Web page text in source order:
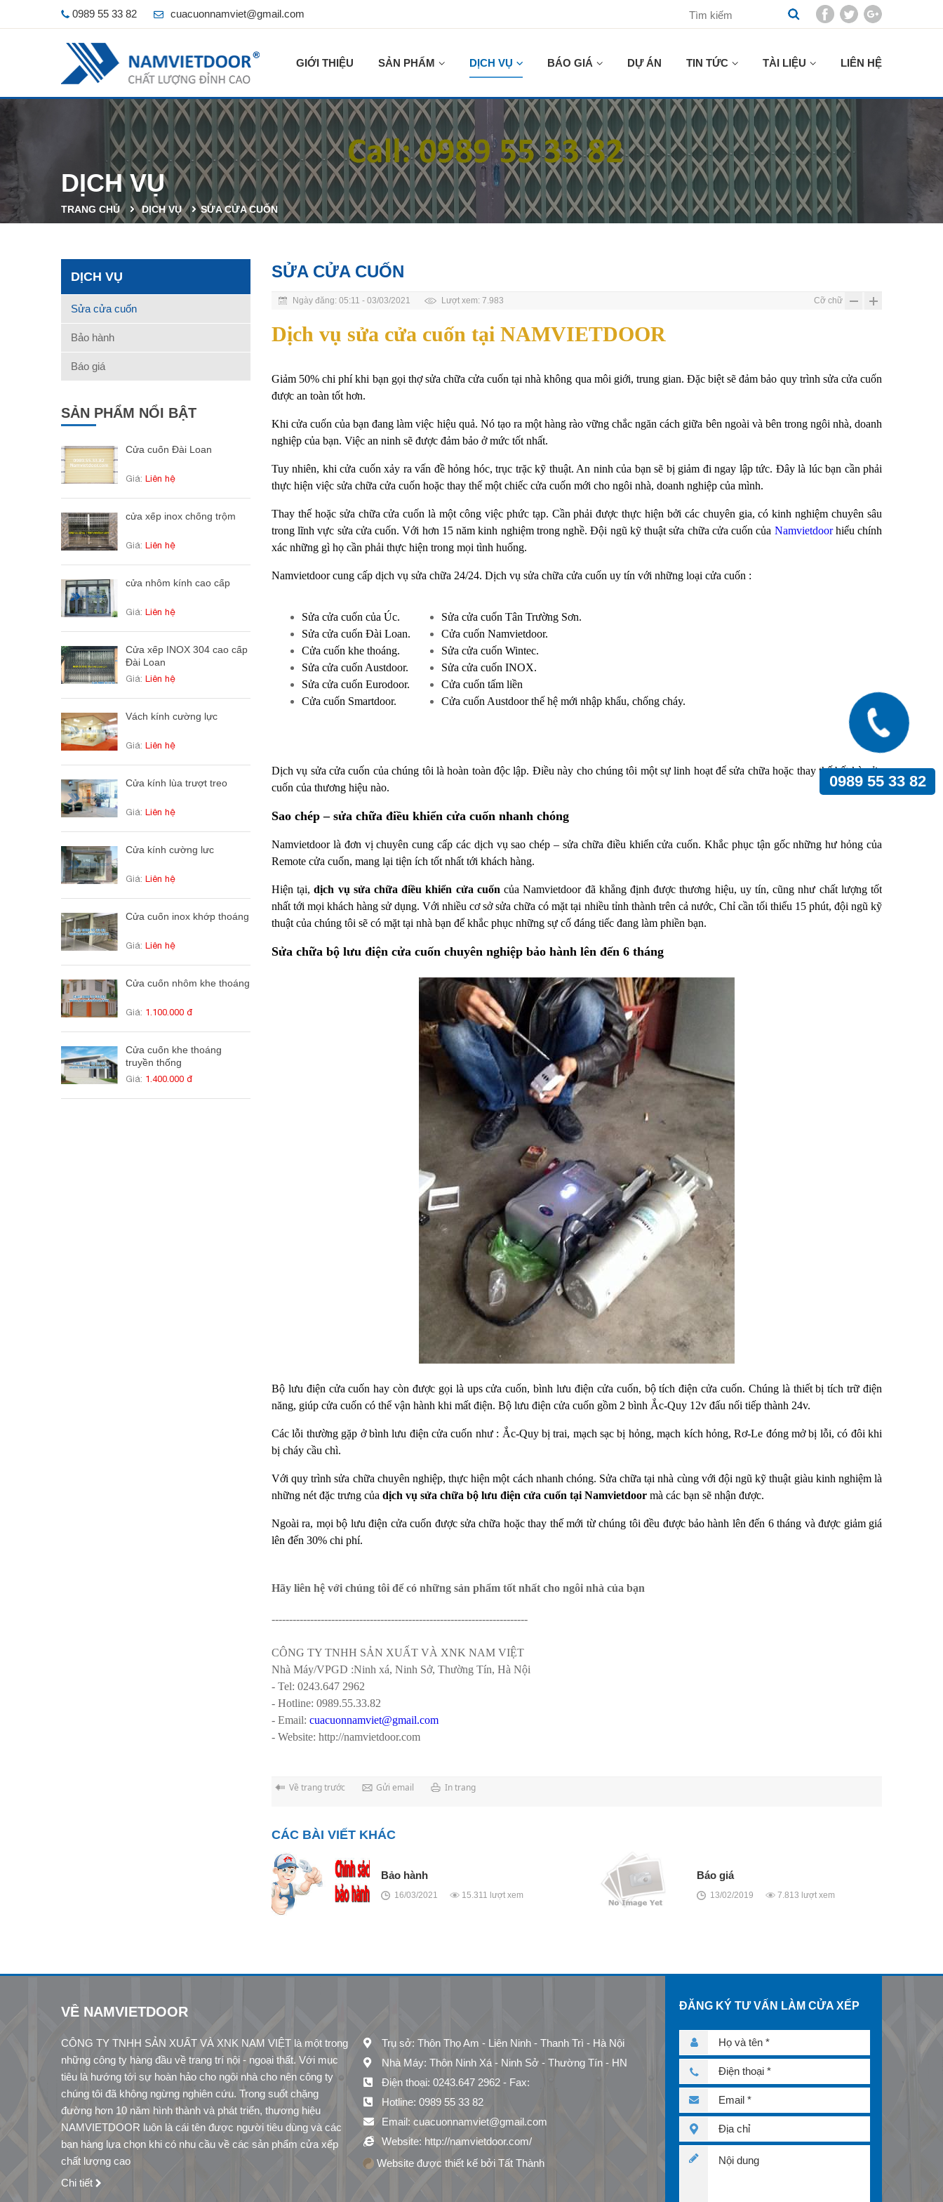
0989 55 33 82 cuacuonnamviet@gmail.com
GIỚI THIỆU SẢN PHẨM DỊCH VỤ BÁO GIÁ DỰ ÁN TIN TỨC TÀI LIỆU LIÊN HỆ
DỊCH VỤ
TRANG CHỦ DỊCH VỤ SỬA CỬA CUỐN
DỊCH VỤ
Sửa cửa cuốn
Bảo hành
Báo giá
SẢN PHẨM NỔI BẬT
Cửa cuốn Đài Loan
Giá: Liên hệ
cửa xếp inox chống trộm
Giá: Liên hệ
cửa nhôm kính cao cấp
Giá: Liên hệ
Cửa xếp INOX 304 cao cấp
Đài Loan
Giá: Liên hệ
Vách kính cường lực
Giá: Liên hệ
Cửa kính lùa trượt treo
Giá: Liên hệ
Cửa kính cường lưc
Giá: Liên hệ
Cửa cuốn inox khớp thoáng
Giá: Liên hệ
Cửa cuốn nhôm khe thoáng
Giá: 1.100.000 đ
Cửa cuốn khe thoáng
truyền thống
Giá: 1.400.000 đ
SỬA CỬA CUỐN
Ngày đăng: 05:11 - 03/03/2021 Lượt xem: 7.983 Cỡ chữ
Dịch vụ sửa cửa cuốn tại NAMVIETDOOR
Giảm 50% chi phí khi bạn gọi thợ sửa chữa cửa cuốn tại nhà không qua môi giới, trung gian. Đặc biệt sẽ đảm bảo quy trình sửa cửa cuốn
được an toàn tốt hơn.
Khi cửa cuốn của bạn đang làm việc hiệu quả. Nó tạo ra một hàng rào vững chắc ngăn cách giữa bên ngoài và bên trong ngôi nhà, doanh
nghiệp của bạn. Việc an ninh sẽ được đảm bảo ở mức tốt nhất.
Tuy nhiên, khi cửa cuốn xảy ra vấn đề hỏng hóc, trục trặc kỹ thuật. An ninh của bạn sẽ bị giảm đi ngay lập tức. Đây là lúc bạn cần phải
thực hiện việc sửa chữa cửa cuốn hoặc thay thế một chiếc cửa cuốn mới cho ngôi nhà, doanh nghiệp của mình.
Thay thế hoặc sửa chữa cửa cuốn là một công việc phức tạp. Cần phải được thực hiện bởi các chuyên gia, có kinh nghiệm chuyên sâu
trong lĩnh vực sửa cửa cuốn. Với hơn 15 năm kinh nghiệm trong nghề. Đội ngũ kỹ thuật sửa chữa cửa cuốn của Namvietdoorhiểu chính
xác những gì họ cần phải thực hiện trong mọi tình huống.
Namvietdoor cung cấp dịch vụ sửa chữa 24/24. Dịch vụ sửa chữa cửa cuốn uy tín với những loại cửa cuốn :
Sửa cửa cuốn của Úc.
Sửa cửa cuốn Đài Loan.
Cửa cuốn khe thoáng.
Sửa cửa cuốn Austdoor.
Sửa cửa cuốn Eurodoor.
Cửa cuốn Smartdoor.
Sửa cửa cuốn Tân Trường Sơn.
Cửa cuốn Namvietdoor.
Sửa cửa cuốn Wintec.
Sửa cửa cuốn INOX.
Cửa cuốn tấm liền
Cửa cuốn Austdoor thế hệ mới nhập khẩu, chống cháy.
Dịch vụ sửa cửa cuốn của chúng tôi là hoàn toàn độc lập. Điều này cho chúng tôi một sự linh hoạt để sửa chữa hoặc thay thế bất kỳ cửa
cuốn của thương hiệu nào.
Sao chép – sửa chữa điều khiển cửa cuốn nhanh chóng
Namvietdoor là đơn vị chuyên cung cấp các dịch vụ sao chép – sửa chữa điều khiển cửa cuốn. Khắc phục tận gốc những hư hỏng của
Remote cửa cuốn, mang lại tiện ích tốt nhất tới khách hàng.
Hiện tại,dịch vụ sửa chữa điều khiển cửa cuốn của Namvietdoor đã khẳng định được thương hiệu, uy tín, cũng như chất lượng tốt
nhất tới mọi khách hàng sử dụng. Với nhiều cơ sở sửa chữa có mặt tại nhiều tỉnh thành trên cả nước, Chỉ cần tối thiểu 15 phút, đội ngũ kỹ
thuật của chúng tôi sẽ có mặt tại nhà bạn để khắc phục những sự cố đáng tiếc đang làm phiền bạn.
Sửa chữa bộ lưu điện cửa cuốn chuyên nghiệp bảo hành lên đến 6 tháng
Bộ lưu điện cửa cuốn hay còn được gọi là ups cửa cuốn, bình lưu điện cửa cuốn, bộ tích điện cửa cuốn. Chúng là thiết bị tích trữ điện
năng, giúp cửa cuốn có thể vận hành khi mất điện. Bộ lưu điện cửa cuốn gồm 2 bình Ắc-Quy 12v đấu nối tiếp thành 24v.
Các lỗi thường gặp ở bình lưu điện cửa cuốn như : Ắc-Quy bị trai, mạch sạc bị hỏng, mạch kích hỏng, Rơ-Le đóng mở bị lỗi, có đôi khi
bị cháy cầu chì.
Với quy trình sửa chữa chuyên nghiệp, thực hiện một cách nhanh chóng. Sửa chữa tại nhà cùng với đội ngũ kỹ thuật giàu kinh nghiệm là
những nét đặc trưng của dịch vụ sửa chữa bộ lưu điện cửa cuốn tại Namvietdoor mà các bạn sẽ nhận được.
Ngoài ra, mọi bộ lưu điện cửa cuốn được sửa chữa hoặc thay thế mới từ chúng tôi đều được bảo hành lên đến 6 tháng và được giảm giá
lên đến 30% chi phí.
Hãy liên hệ với chúng tôi để có những sản phẩm tốt nhất cho ngôi nhà của bạn
-------------------------------------------------------------------------
CÔNG TY TNHH SẢN XUẤT VÀ XNK NAM VIỆT
Nhà Máy/VPGD :Ninh xá, Ninh Sở, Thường Tín, Hà Nội
- Tel: 0243.647 2962
- Hotline: 0989.55.33.82
- Email: cuacuonnamviet@gmail.com
- Website: http://namvietdoor.com
Về trang trước Gửi email In trang
CÁC BÀI VIẾT KHÁC
Bảo hành
16/03/2021 15.311 lượt xem
Báo giá
13/02/2019 7.813 lượt xem
VỀ NAMVIETDOOR
CÔNG TY TNHH SẢN XUẤT VÀ XNK NAM VIỆT là một trong
những công ty hàng đầu về trang trí nội - ngoại thất. Với mục
tiêu là hướng tới sự hoàn hảo cho ngôi nhà cho nên công ty
chúng tôi đã không ngừng nghiên cứu. Trong suốt chặng
đường hơn 10 năm hình thành và phát triển, thương hiệu
NAMVIETDOOR luôn là cái tên được người tiêu dùng và các
bạn hàng lựa chọn khi có nhu cầu về các sản phẩm cửa xếp
chất lượng cao
Chi tiết
Trụ sở: Thôn Thọ Am - Liên Ninh - Thanh Trì - Hà Nội
Nhà Máy: Thôn Ninh Xá - Ninh Sở - Thường Tín - HN
Điện thoại: 0243.647 2962 - Fax:
Hotline: 0989 55 33 82
Email: cuacuonnamviet@gmail.com
Website: http://namvietdoor.com/
Website được thiết kế bởi Tất Thành
ĐĂNG KÝ TƯ VẤN LÀM CỬA XẾP
0989 55 33 82